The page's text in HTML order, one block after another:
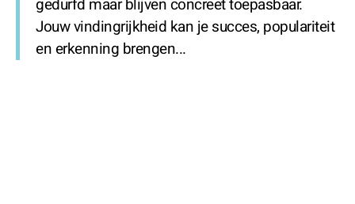
gedurfd maar blijven concreet toepasbaar.
Jouw vindingrijkheid kan je succes, populariteit
en erkenning brengen...